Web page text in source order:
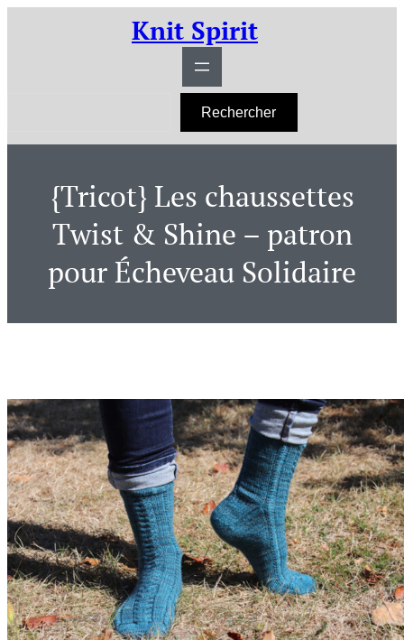
Knit Spirit
h
Rechercher
{Tricot} Les chaussettes
Twist & Shine – patron
pour Écheveau Solidaire